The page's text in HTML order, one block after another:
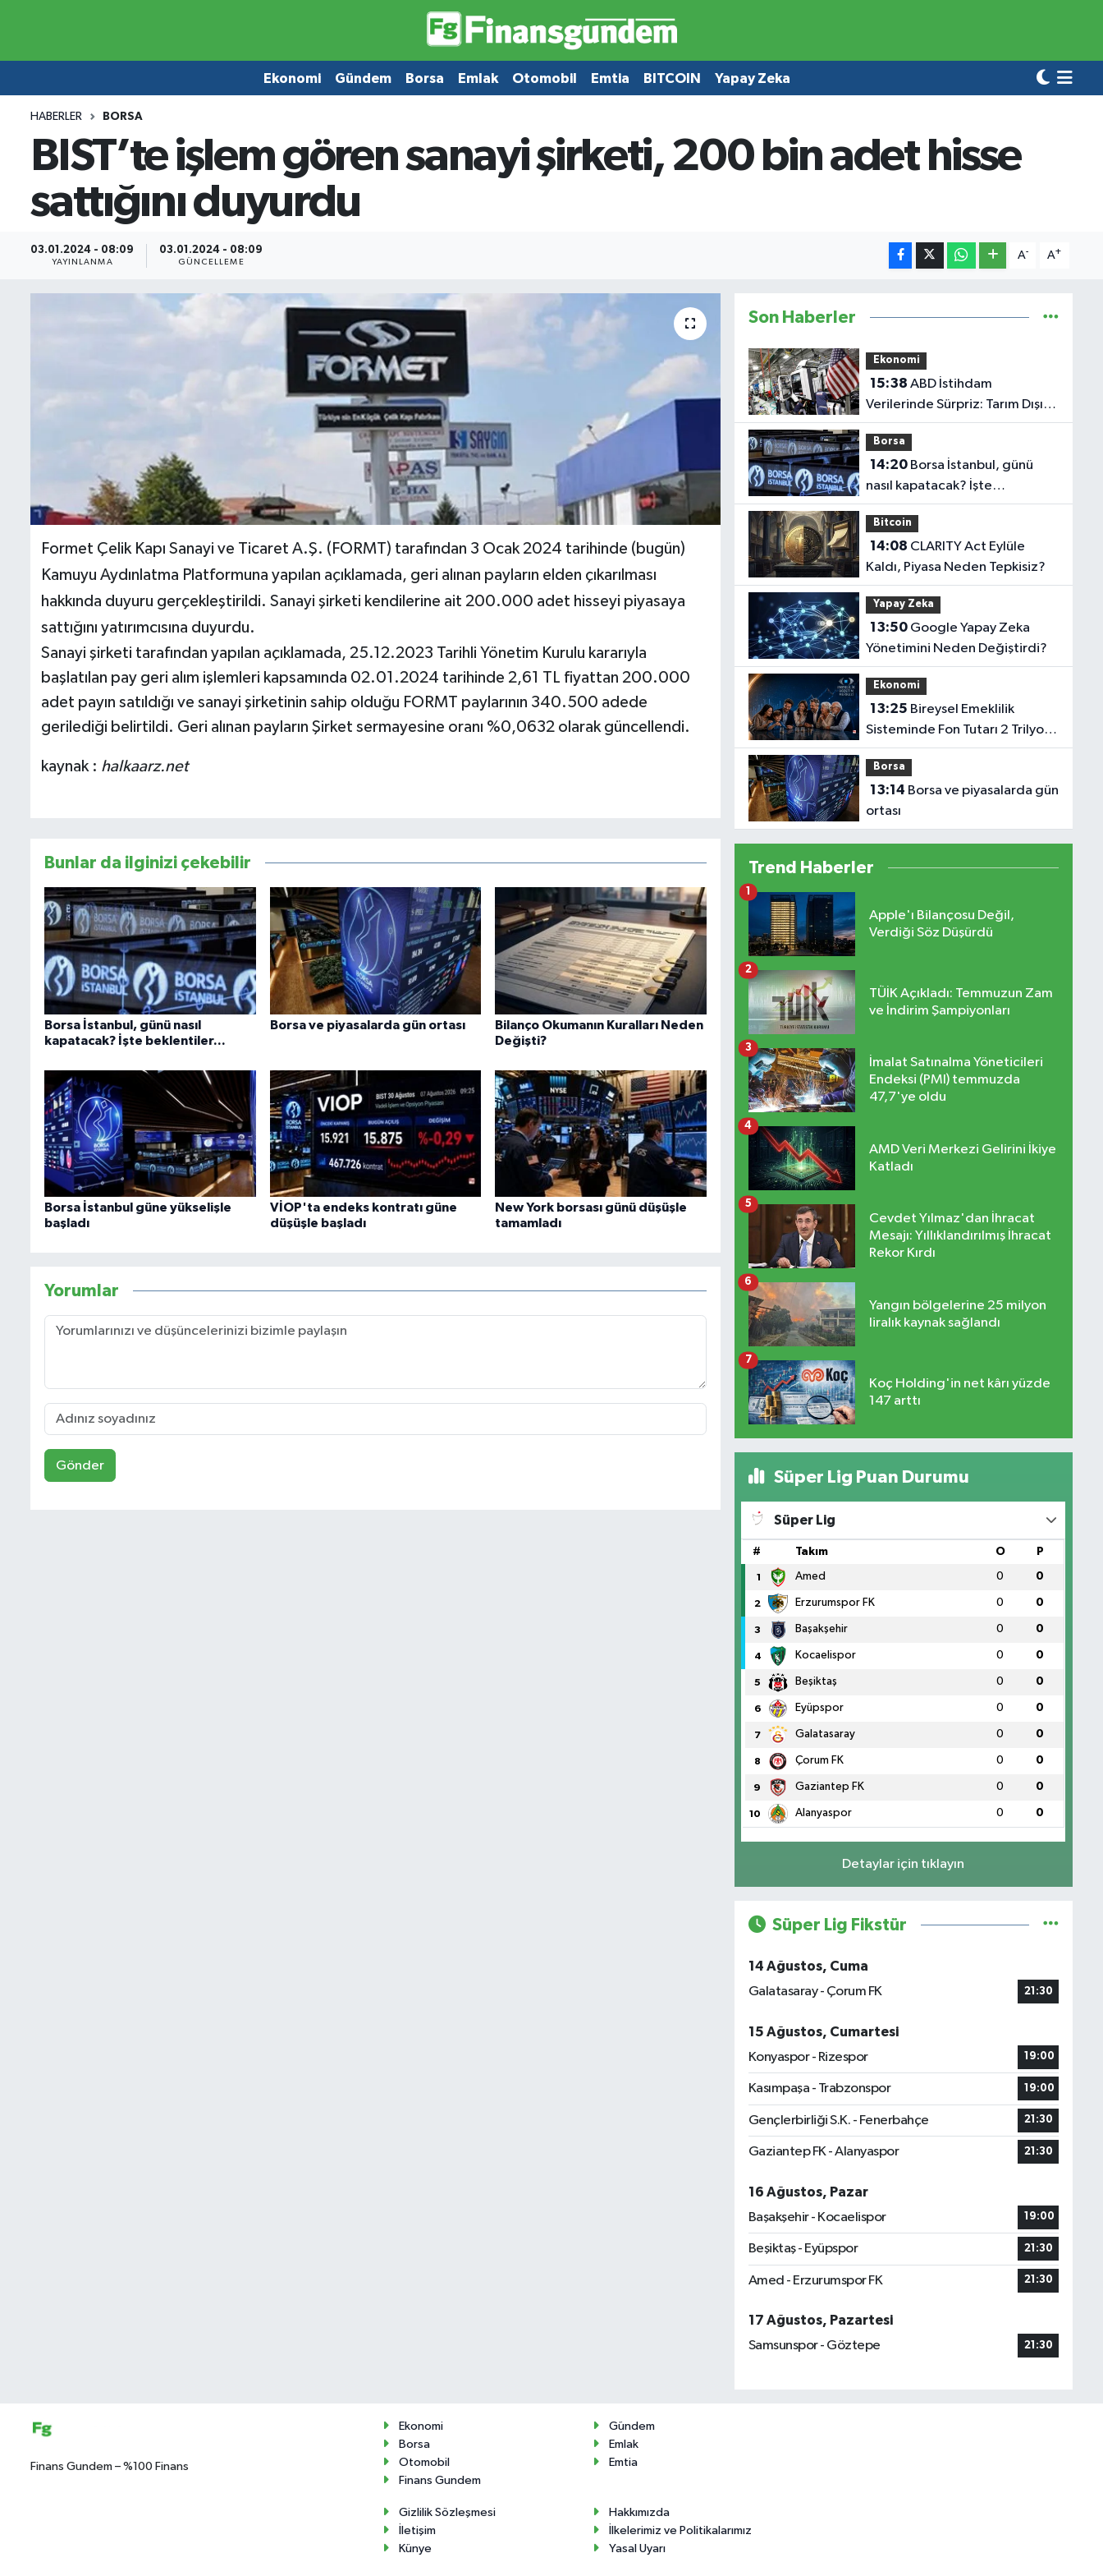
Ekonomi Gündem Borsa Emlak Otomobil Emtia BITCOIN Yapay Zeka
HABERLER BORSA
BIST’te işlem gören sanayi şirketi, 200 bin adet hisse
sattığını duyurdu
03.01.2024 - 08:09
YAYINLANMA
03.01.2024 - 08:09
GÜNCELLEME
A- A+
Formet Çelik Kapı Sanayi ve Ticaret A.Ş. (FORMT) tarafından 3 Ocak 2024 tarihinde (bugün)
Kamuyu Aydınlatma Platformuna yapılan açıklamada, geri alınan payların elden çıkarılması
hakkında duyuru gerçekleştirildi. Sanayi şirketi kendilerine ait 200.000 adet hisseyi piyasaya
sattığını yatırımcısına duyurdu.
Sanayi şirketi tarafından yapılan açıklamada, 25.12.2023 Tarihli Yönetim Kurulu kararıyla
başlatılan pay geri alım işlemleri kapsamında 02.01.2024 tarihinde 2,61 TL fiyattan 200.000
adet payın satıldığı ve sanayi şirketinin sahip olduğu FORMT paylarının 340.500 adede
gerilediği belirtildi. Geri alınan payların Şirket sermayesine oranı %0,0632 olarak güncellendi.
kaynak : halkaarz.net
Bunlar da ilginizi çekebilir
Borsa İstanbul, günü nasıl
kapatacak? İşte beklentiler...
Borsa ve piyasalarda gün ortası
Bilanço Okumanın Kuralları Neden
Değişti?
Borsa İstanbul güne yükselişle
başladı
VİOP'ta endeks kontratı güne
düşüşle başladı
New York borsası günü düşüşle
tamamladı
Yorumlar
Gönder
Son Haberler
Ekonomi
15:38
Verilerinde Sürpriz: Tarım Dışı
İstihdam Temmuz'da 23 Bin
Azaldı
Borsa
14:20Borsa İstanbul, günü
nasıl kapatacak? İşte
beklentiler...
Bitcoin
14:08
Kaldı, Piyasa Neden Tepkisiz?
Yapay Zeka
13:50Google Yapay Zeka
Yönetimini Neden Değiştirdi?
Ekonomi
13:25
Sisteminde Fon Tutarı 2 Trilyon
TL'yi Aştı
Borsa
13:14
ortası
Trend Haberler
Apple'ı Bilançosu Değil,
Verdiği Söz Düşürdü
1
TÜİK Açıkladı: Temmuzun Zam
ve İndirim Şampiyonları
2
İmalat Satınalma Yöneticileri
Endeksi (PMI) temmuzda
47,7'ye oldu
3
AMD Veri Merkezi Gelirini İkiye
Katladı
4
Cevdet Yılmaz'dan İhracat
Mesajı: Yıllıklandırılmış İhracat
Rekor Kırdı
5
Yangın bölgelerine 25 milyon
liralık kaynak sağlandı
6
Koç Holding'in net kârı yüzde
147 arttı
7
Süper Lig Puan Durumu
Süper Lig
# Takım O P
1 Amed 0 0
2 Erzurumspor FK 0 0
3 Başakşehir 0 0
4 Kocaelispor 0 0
5 Beşiktaş 0 0
6 Eyüpspor 0 0
7 Galatasaray 0 0
8 Çorum FK 0 0
9 Gaziantep FK 0 0
10 Alanyaspor 0 0
Detaylar için tıklayın
Süper Lig Fikstür
14 Ağustos, Cuma
Galatasaray - Çorum FK
21:30
15 Ağustos, Cumartesi
Konyaspor - Rizespor
19:00
Kasımpaşa - Trabzonspor 19:00
Gençlerbirliği S.K. - Fenerbahçe 21:30
Gaziantep FK - Alanyaspor 21:30
16 Ağustos, Pazar
Başakşehir - Kocaelispor
19:00
Beşiktaş - Eyüpspor 21:30
Amed - Erzurumspor FK 21:30
17 Ağustos, Pazartesi
Samsunspor - Göztepe
21:30
Finans Gundem – %100 Finans
Ekonomi
Gündem
Borsa
Emlak
Otomobil
Emtia
Finans Gundem
Gizlilik Sözleşmesi
Hakkımızda
İletişim
İlkelerimiz ve Politikalarımız
Künye
Yasal Uyarı
Ekonomi
Borsa
Emlak
Gizlilik Sözleşmesi
İletişim
Yasal Uyarı
Ekonomi
Borsa
Emlak